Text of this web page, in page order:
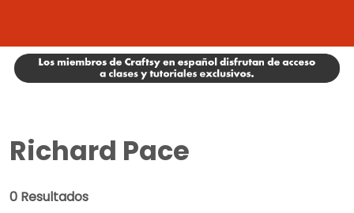
Richard Pace
0 Resultados